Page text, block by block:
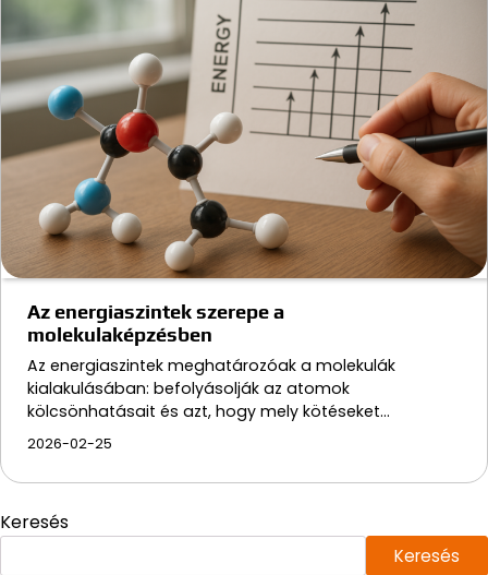
Az energiaszintek szerepe a
molekulaképzésben
Az energiaszintek meghatározóak a molekulák
kialakulásában: befolyásolják az atomok
kölcsönhatásait és azt, hogy mely kötéseket…
2026-02-25
Keresés
Keresés